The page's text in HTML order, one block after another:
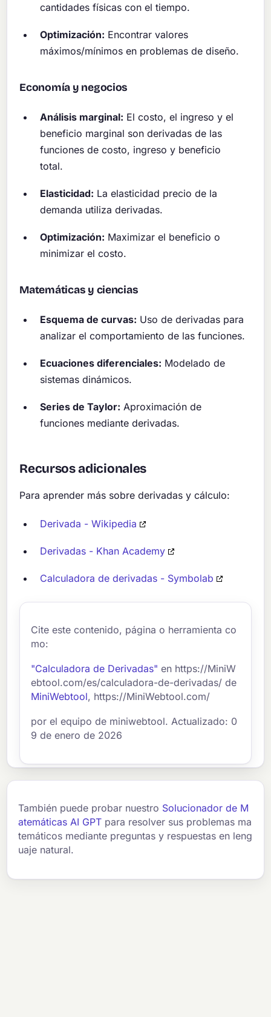
cantidades físicas con el tiempo.
Optimización: Encontrar valores
máximos/mínimos en problemas de diseño.
Economía y negocios
Análisis marginal: El costo, el ingreso y el
beneficio marginal son derivadas de las
funciones de costo, ingreso y beneficio
total.
Elasticidad: La elasticidad precio de la
demanda utiliza derivadas.
Optimización: Maximizar el beneficio o
minimizar el costo.
Matemáticas y ciencias
Esquema de curvas: Uso de derivadas para
analizar el comportamiento de las funciones.
Ecuaciones diferenciales: Modelado de
sistemas dinámicos.
Series de Taylor: Aproximación de
funciones mediante derivadas.
Recursos adicionales
Para aprender más sobre derivadas y cálculo:
Derivada - Wikipedia
Derivadas - Khan Academy
Calculadora de derivadas - Symbolab
Cite este contenido, página o herramienta co
mo:
"Calculadora de Derivadas" en https://MiniW
ebtool.com/es/calculadora-de-derivadas/ de
MiniWebtool, https://MiniWebtool.com/
por el equipo de miniwebtool. Actualizado: 0
9 de enero de 2026
También puede probar nuestro Solucionador de M
atemáticas AI GPT para resolver sus problemas ma
temáticos mediante preguntas y respuestas en leng
uaje natural.